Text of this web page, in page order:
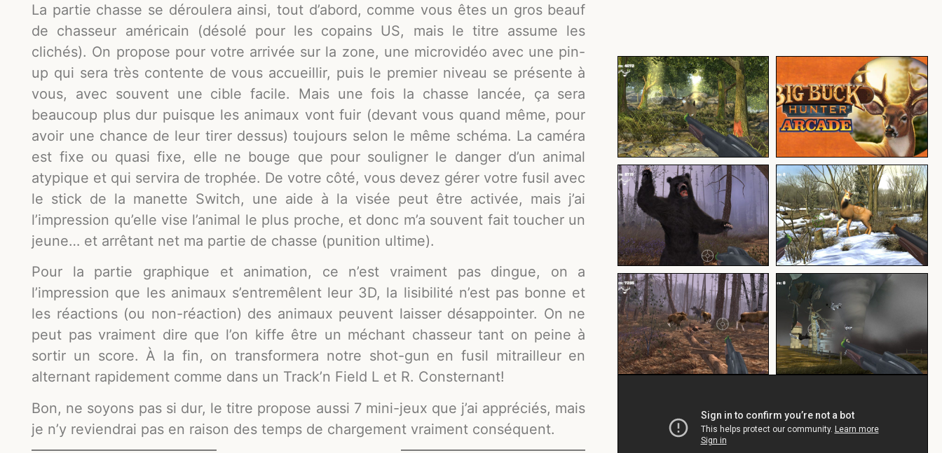
La partie chasse se déroulera ainsi, tout d’abord, comme vous êtes un gros beauf
de chasseur américain (désolé pour les copains US, mais le titre assume les
clichés). On propose pour votre arrivée sur la zone, une microvidéo avec une pin-
up qui sera très contente de vous accueillir, puis le premier niveau se présente à
vous, avec souvent une cible facile. Mais une fois la chasse lancée, ça sera
beaucoup plus dur puisque les animaux vont fuir (devant vous quand même, pour
avoir une chance de leur tirer dessus) toujours selon le même schéma. La caméra
est fixe ou quasi fixe, elle ne bouge que pour souligner le danger d’un animal
atypique et qui servira de trophée. De votre côté, vous devez gérer votre fusil avec
le stick de la manette Switch, une aide à la visée peut être activée, mais j’ai
l’impression qu’elle vise l’animal le plus proche, et donc m’a souvent fait toucher un
jeune… et arrêtant net ma partie de chasse (punition ultime).
Pour la partie graphique et animation, ce n’est vraiment pas dingue, on a
l’impression que les animaux s’entremêlent leur 3D, la lisibilité n’est pas bonne et
les réactions (ou non-réaction) des animaux peuvent laisser désappointer. On ne
peut pas vraiment dire que l’on kiffe être un méchant chasseur tant on peine à
sortir un score. À la fin, on transformera notre shot-gun en fusil mitrailleur en
alternant rapidement comme dans un Track’n Field L et R. Consternant!
Bon, ne soyons pas si dur, le titre propose aussi 7 mini-jeux que j’ai appréciés, mais
je n’y reviendrai pas en raison des temps de chargement vraiment conséquent.